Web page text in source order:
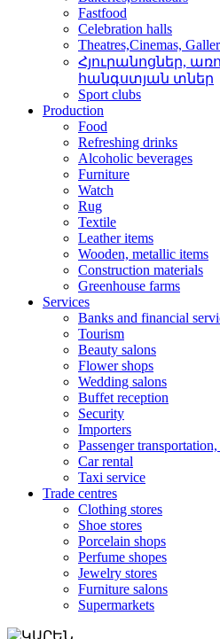
Fastfood
Celebration halls
Theatres,Cinemas,
Հյուրանոցներ,
հանգստյան տներ
Sport clubs
Production
Food
Refreshing drinks
Alcoholic beverages
Furniture
Watch
Rug
Textile
Leather items
Wooden, metallic items
Construction materials
Greenhouse farms
Services
Banks and financial
Tourism
Beauty salons
Flower shops
Wedding salons
Buffet reception
Security
Importers
Passenger
Car rental
Taxi service
Trade centres
Clothing stores
Shoe stores
Porcelain shops
Perfume shopes
Jewelry stores
Furniture salons
Supermarkets